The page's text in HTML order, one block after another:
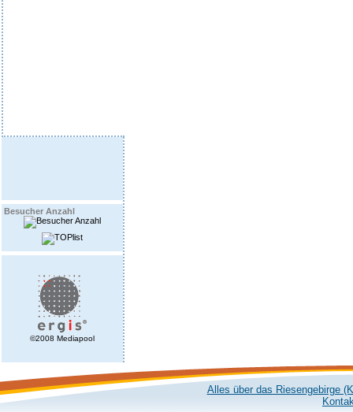
Besucher Anzahl
©2008 Mediapool
Alles über das Riesengebirge